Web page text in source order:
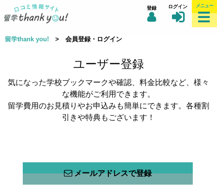
登録 ログイン メニュー
留学thank you! > 会員登録・ログイン
ユーザー登録
気になった学校ブックマークや確認、料金比較など、様々
な機能がご利用できます。
留学費用のお見積りやお申込みも簡単にできます。各種割
引きや特典もございます！
メールアドレスで登録